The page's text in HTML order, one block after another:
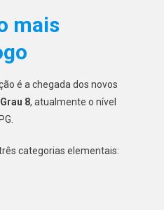
mais
é a chegada dos novos
8, atualmente o nível
categorias elementais: